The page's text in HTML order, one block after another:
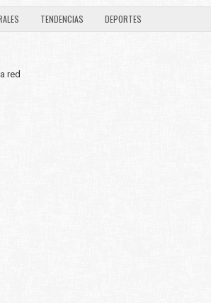
TENDENCIAS DEPORTES
red